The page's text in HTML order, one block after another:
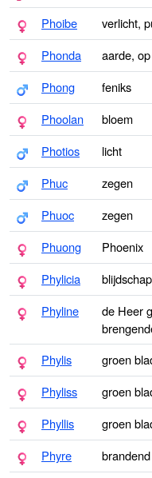
Phoibe
verlicht,
Phonda
aarde,
Phong
feniks
Phoolan
bloem
Photios
licht
Phuc
zegen
Phuoc
zegen
Phuong
Phoenix
Phylicia
blijdschap
Phyline
de Heer
Phylis
groen
Phyliss
groen
Phyllis
groen
Phyre